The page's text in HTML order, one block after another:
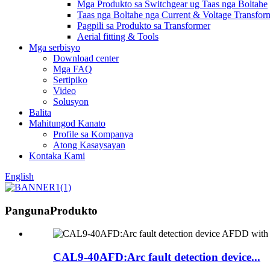
Mga Produkto sa Switchgear ug Taas nga Boltahe
Taas nga Boltahe nga Current & Voltage
Pagpili sa Produkto sa Transformer
Aerial fitting & Tools
Mga serbisyo
Download center
Mga FAQ
Sertipiko
Video
Solusyon
Balita
Mahitungod Kanato
Profile sa Kompanya
Atong Kasaysayan
Kontaka Kami
English
PangunaProdukto
CAL9-40AFD:Arc fault detection device...